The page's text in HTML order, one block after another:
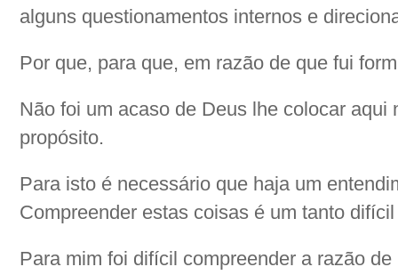
alguns questionamentos internos e
Por que, para que, em razão de que fui
Não foi um acaso de Deus lhe colocar aqui
propósito.
Para isto é necessário que haja um
Compreender estas coisas é um tanto
Para mim foi difícil compreender a razão